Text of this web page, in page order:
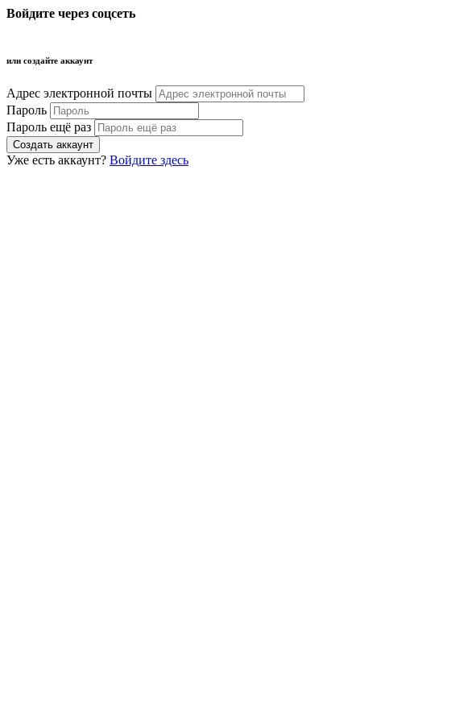
Войдите через соцсеть
или создайте аккаунт
Адрес электронной почты
Пароль
Пароль ещё раз
Уже есть аккаунт? Войдите здесь